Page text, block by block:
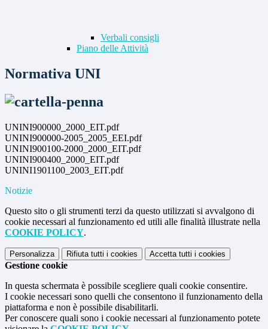
Verbali consigli
Piano delle Attività
Normativa UNI
UNINI900000_2000_EIT.pdf
UNINI900000-2005_2005_EEI.pdf
UNINI900100-2000_2000_EIT.pdf
UNINI900400_2000_EIT.pdf
UNINI1901100_2003_EIT.pdf
Notizie
Questo sito o gli strumenti terzi da questo utilizzati si avvalgono di
cookie necessari al funzionamento ed utili alle finalità illustrate nella
COOKIE POLICY.
Personalizza Rifiuta tutti i cookies Accetta tutti i cookies
Gestione cookie
In questa schermata è possibile scegliere quali cookie consentire.
I cookie necessari sono quelli che consentono il funzionamento della
piattaforma e non è possibile disabilitarli.
Per conoscere quali sono i cookie necessari al funzionamento potete